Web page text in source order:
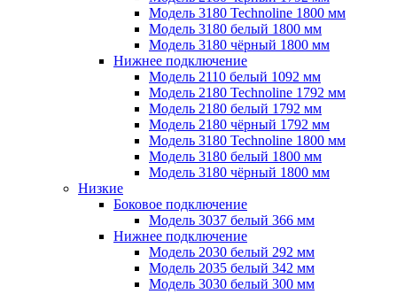
Модель 3180 Technoline 1800 мм
Модель 3180 белый 1800 мм
Модель 3180 чёрный 1800 мм
Нижнее подключение
Модель 2110 белый 1092 мм
Модель 2180 Technoline 1792 мм
Модель 2180 белый 1792 мм
Модель 2180 чёрный 1792 мм
Модель 3180 Technoline 1800 мм
Модель 3180 белый 1800 мм
Модель 3180 чёрный 1800 мм
Низкие
Боковое подключение
Модель 3037 белый 366 мм
Нижнее подключение
Модель 2030 белый 292 мм
Модель 2035 белый 342 мм
Модель 3030 белый 300 мм